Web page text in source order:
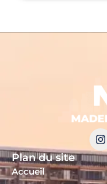
Plan du site
Accueil